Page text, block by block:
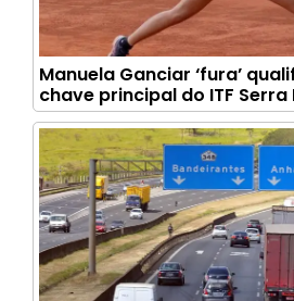
Manuela Ganciar ‘fura’
chave principal do ITF